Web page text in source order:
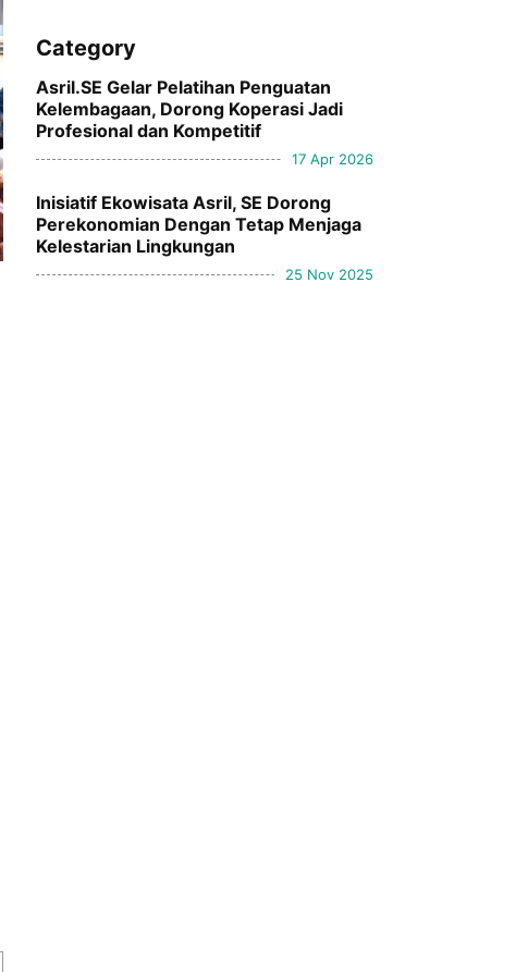
Category
Asril.SE Gelar Pelatihan Penguatan
Kelembagaan, Dorong Koperasi Jadi
Profesional dan Kompetitif
17 Apr 2026
Inisiatif Ekowisata Asril, SE Dorong
Perekonomian Dengan Tetap Menjaga
Kelestarian Lingkungan
25 Nov 2025